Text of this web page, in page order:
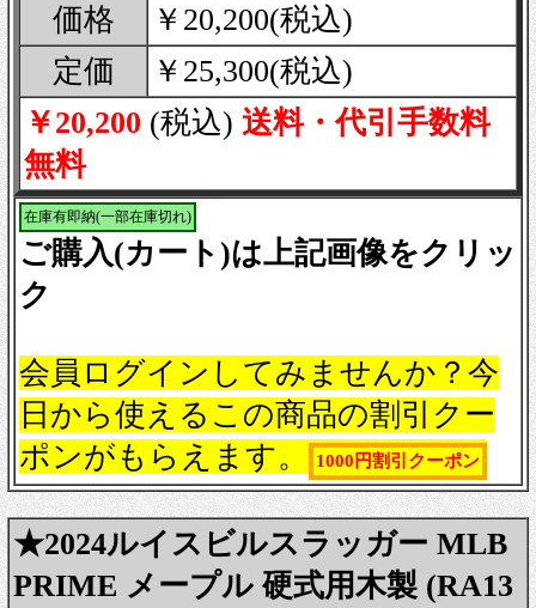
価格
￥20,200(税込)
定価
￥25,300(税込)
￥20,200 (税込) 送料・代引手数料
無料
在庫有即納(一部在庫切れ)
ご購入(カート)は上記画像をクリッ
ク
会員ログインしてみませんか？今
日から使えるこの商品の割引クー
ポンがもらえます。
1000円割引クーポン
★2024ルイスビルスラッガー MLB
PRIME メープル 硬式用木製 (RA13